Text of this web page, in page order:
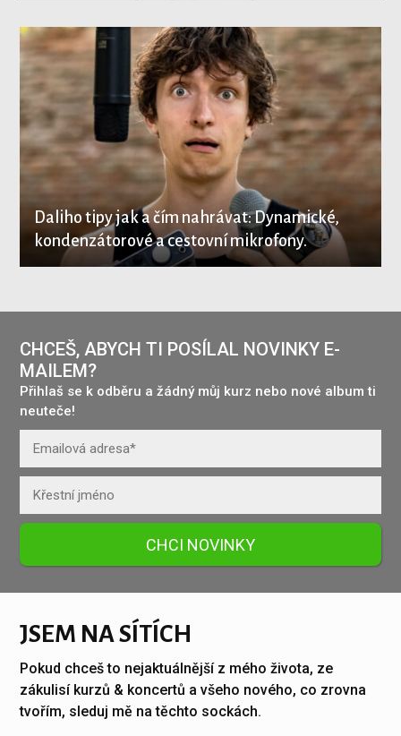
Daliho tipy jak a čím nahrávat: Dynamické,
kondenzátorové a cestovní mikrofony.
CHCEŠ, ABYCH TI POSÍLAL NOVINKY E-
MAILEM?
Přihlaš se k odběru a žádný můj kurz nebo nové album ti
neuteče!
CHCI NOVINKY
JSEM NA SÍTÍCH
Pokud chceš to nejaktuálnější z mého života, ze
zákulisí kurzů & koncertů a všeho nového, co zrovna
tvořím, sleduj mě na těchto sockách.